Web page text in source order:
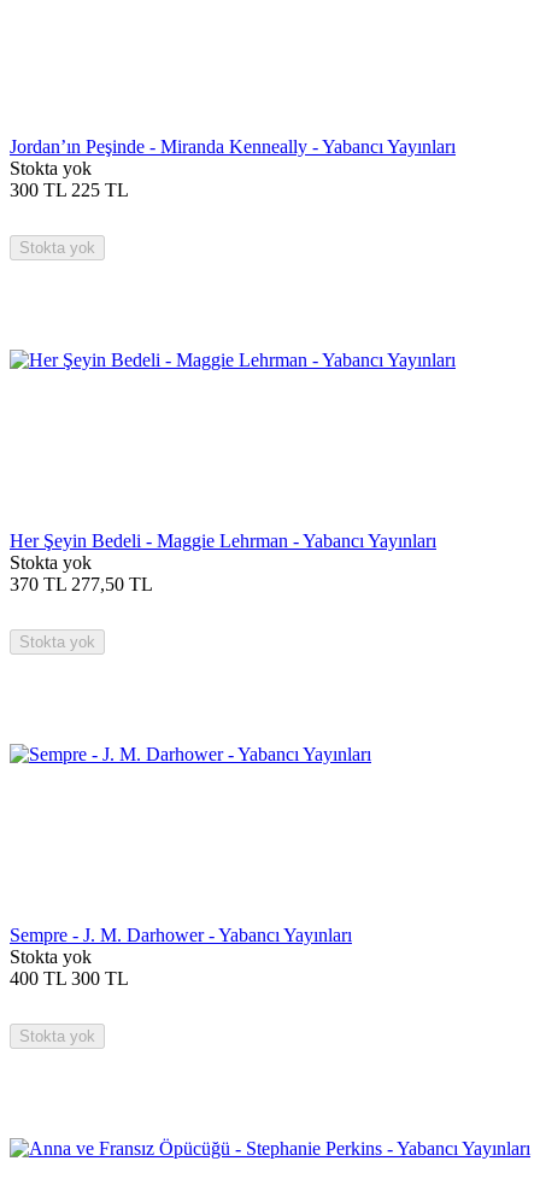
Jordan’ın Peşinde - Miranda Kenneally - Yabancı Yayınları
Stokta yok
300 TL 225 TL
Stokta yok
Her Şeyin Bedeli - Maggie Lehrman - Yabancı Yayınları
Stokta yok
370 TL 277,50 TL
Stokta yok
Sempre - J. M. Darhower - Yabancı Yayınları
Stokta yok
400 TL 300 TL
Stokta yok